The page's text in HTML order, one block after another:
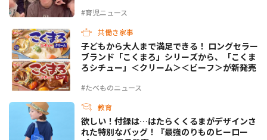
#育児ニュース
共働き家事
#たべものニュース
子どもから大人まで満足できる！ ロングセラー
ブランド「こくまろ」シリーズから、「こくま
ろシチュー」＜クリーム＞＜ビーフ＞が新発売
教育
欲しい！付録は…はたらくくるまがデザインさ
れた特別なバッグ！『最強のりものヒーロー